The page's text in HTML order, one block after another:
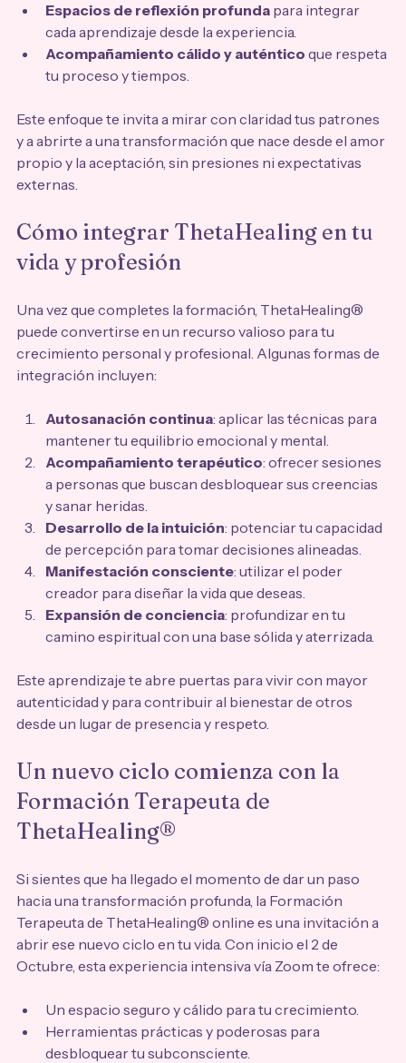
Espacios de reflexión profunda para integrar
cada aprendizaje desde la experiencia.
Acompañamiento cálido y auténtico que respeta
tu proceso y tiempos.
Este enfoque te invita a mirar con claridad tus patrones
y a abrirte a una transformación que nace desde el amor
propio y la aceptación, sin presiones ni expectativas
externas.
Cómo integrar ThetaHealing en tu
vida y profesión
Una vez que completes la formación, ThetaHealing®
puede convertirse en un recurso valioso para tu
crecimiento personal y profesional. Algunas formas de
integración incluyen:
Autosanación continua: aplicar las técnicas para
mantener tu equilibrio emocional y mental.
Acompañamiento terapéutico: ofrecer sesiones
a personas que buscan desbloquear sus creencias
y sanar heridas.
Desarrollo de la intuición: potenciar tu capacidad
de percepción para tomar decisiones alineadas.
Manifestación consciente: utilizar el poder
creador para diseñar la vida que deseas.
Expansión de conciencia: profundizar en tu
camino espiritual con una base sólida y aterrizada.
Este aprendizaje te abre puertas para vivir con mayor
autenticidad y para contribuir al bienestar de otros
desde un lugar de presencia y respeto.
Un nuevo ciclo comienza con la
Formación Terapeuta de
ThetaHealing®
Si sientes que ha llegado el momento de dar un paso
hacia una transformación profunda, la Formación
Terapeuta de ThetaHealing® online es una invitación a
abrir ese nuevo ciclo en tu vida. Con inicio el 2 de
Octubre, esta experiencia intensiva vía Zoom te ofrece:
Un espacio seguro y cálido para tu crecimiento.
Herramientas prácticas y poderosas para
desbloquear tu subconsciente.